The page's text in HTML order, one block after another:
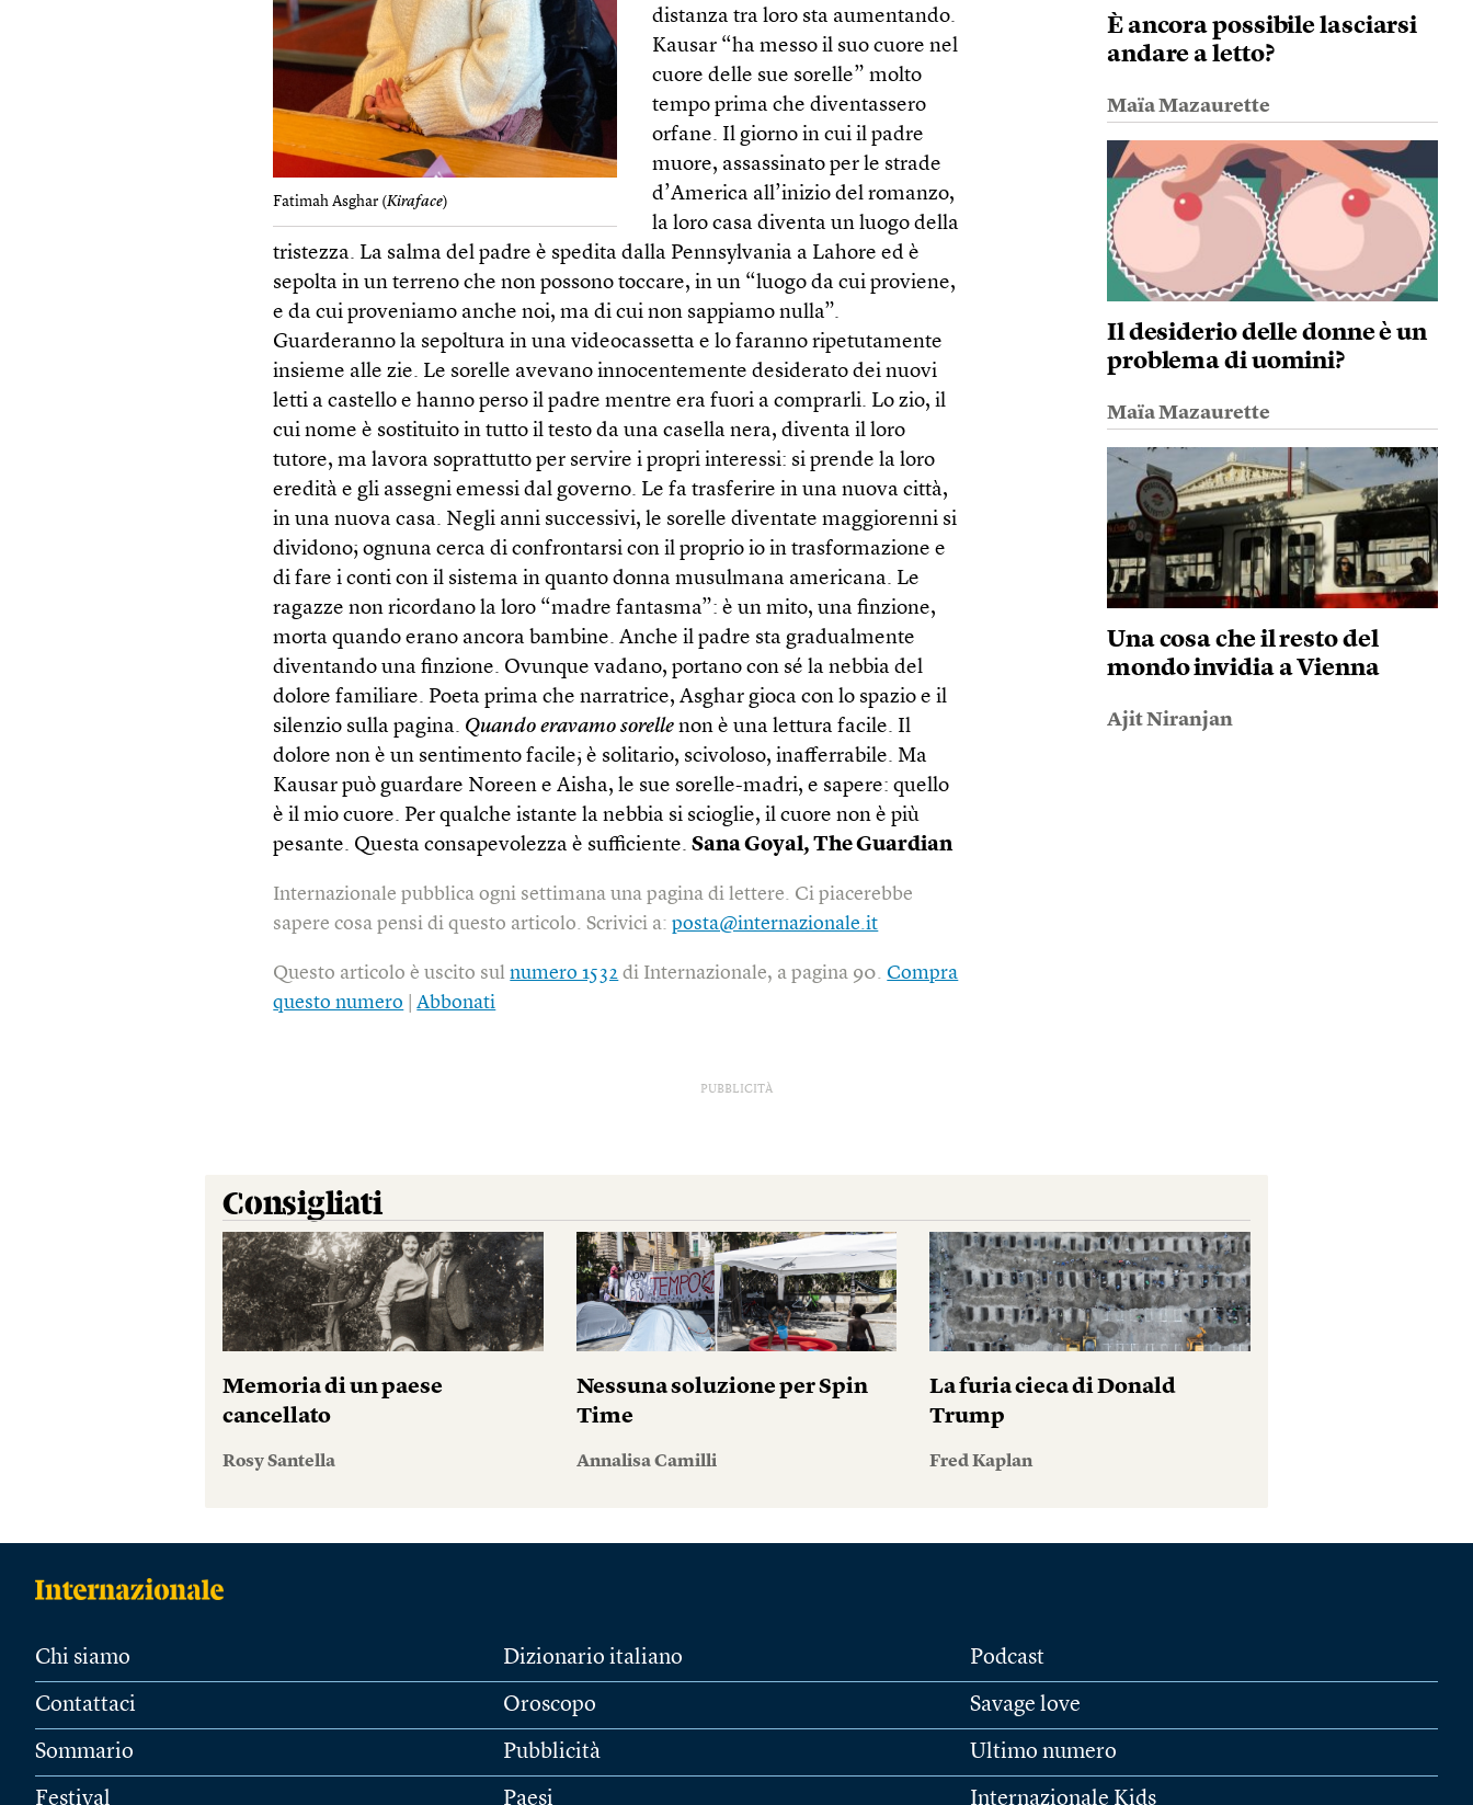
Fatimah Asghar (Kiraface)
distanza tra loro sta aumentando.
Kausar “ha messo il suo cuore nel
cuore delle sue sorelle” molto
tempo prima che diventassero
orfane. Il giorno in cui il padre
muore, assassinato per le strade
d’America all’inizio del romanzo,
la loro casa diventa un luogo della
tristezza. La salma del padre è spedita dalla Pennsylvania a Lahore ed è
sepolta in un terreno che non possono toccare, in un “luogo da cui proviene,
e da cui proveniamo anche noi, ma di cui non sappiamo nulla”.
Guarderanno la sepoltura in una videocassetta e lo faranno ripetutamente
insieme alle zie. Le sorelle avevano innocentemente desiderato dei nuovi
letti a castello e hanno perso il padre mentre era fuori a comprarli. Lo zio, il
cui nome è sostituito in tutto il testo da una casella nera, diventa il loro
tutore, ma lavora soprattutto per servire i propri interessi: si prende la loro
eredità e gli assegni emessi dal governo. Le fa trasferire in una nuova città,
in una nuova casa. Negli anni successivi, le sorelle diventate maggiorenni si
dividono; ognuna cerca di confrontarsi con il proprio io in trasformazione e
di fare i conti con il sistema in quanto donna musulmana americana. Le
ragazze non ricordano la loro “madre fantasma”: è un mito, una finzione,
morta quando erano ancora bambine. Anche il padre sta gradualmente
diventando una finzione. Ovunque vadano, portano con sé la nebbia del
dolore familiare. Poeta prima che narratrice, Asghar gioca con lo spazio e il
silenzio sulla pagina. Quando eravamo sorelle non è una lettura facile. Il
dolore non è un sentimento facile; è solitario, scivoloso, inafferrabile. Ma
Kausar può guardare Noreen e Aisha, le sue sorelle-madri, e sapere: quello
è il mio cuore. Per qualche istante la nebbia si scioglie, il cuore non è più
pesante. Questa consapevolezza è sufficiente.Sana Goyal, The Guardian
Internazionale pubblica ogni settimana una pagina di lettere. Ci piacerebbe
sapere cosa pensi di questo articolo. Scrivici a:posta@internazionale.it
Questo articolo è uscito sulnumero 1532 di Internazionale, a pagina 90.Compra
questo numero |Abbonati
È ancora possibile lasciarsi
andare a letto?
Maïa Mazaurette
Il desiderio delle donne è un
problema di uomini?
Maïa Mazaurette
Una cosa che il resto del
mondo invidia a Vienna
Ajit Niranjan
PUBBLICITÀ
Consigliati
Memoria di un paese
cancellato
Rosy Santella
Nessuna soluzione per Spin
Time
Annalisa Camilli
La furia cieca di Donald
Trump
Fred Kaplan
Chi siamo
Contattaci
Sommario
Festival
Dizionario italiano
Oroscopo
Pubblicità
Paesi
Podcast
Savage love
Ultimo numero
Internazionale Kids